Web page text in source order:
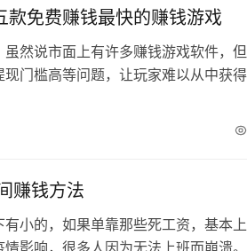
款免费赚钱最快的赚钱游戏
然说市面上有许多赚钱游戏软件，
门槛高等问题，让玩家难以从中获
赚钱方法
小的，如果单靠那些死工资，基本